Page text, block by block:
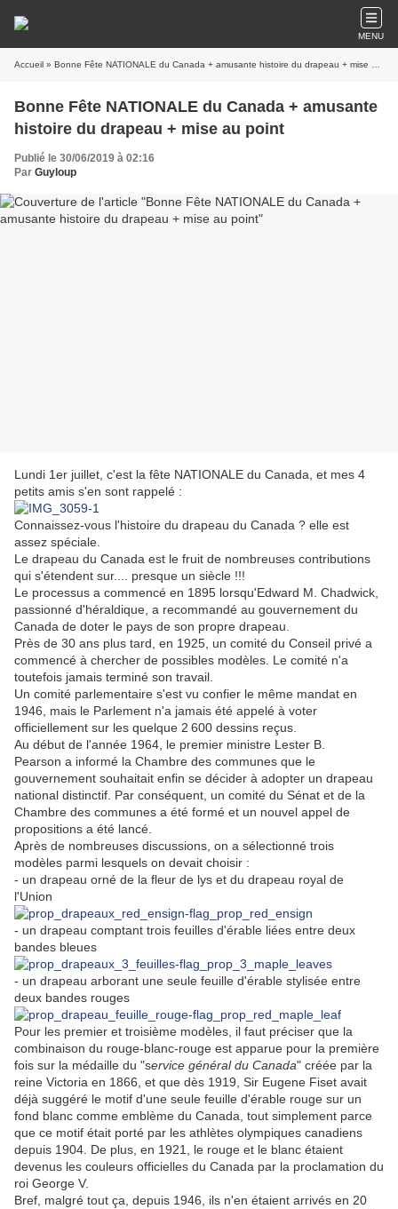
MENU
Accueil » Bonne Fête NATIONALE du Canada + amusante histoire du drapeau + mise au point
Bonne Fête NATIONALE du Canada + amusante
histoire du drapeau + mise au point
Publié le 30/06/2019 à 02:16
Par Guyloup
Lundi 1er juillet, c'est la fête NATIONALE du Canada, et mes 4
petits amis s'en sont rappelé :
Connaissez-vous l'histoire du drapeau du Canada ? elle est
assez spéciale.
Le drapeau du Canada est le fruit de nombreuses contributions
qui s'étendent sur.... presque un siècle !!!
Le processus a commencé en 1895 lorsqu'Edward M. Chadwick,
passionné d'héraldique, a recommandé au gouvernement du
Canada de doter le pays de son propre drapeau.
Près de 30 ans plus tard, en 1925, un comité du Conseil privé a
commencé à chercher de possibles modèles. Le comité n'a
toutefois jamais terminé son travail.
Un comité parlementaire s'est vu confier le même mandat en
1946, mais le Parlement n'a jamais été appelé à voter
officiellement sur les quelque 2 600 dessins reçus.
Au début de l'année 1964, le premier ministre Lester B.
Pearson a informé la Chambre des communes que le
gouvernement souhaitait enfin se décider à adopter un drapeau
national distinctif. Par conséquent, un comité du Sénat et de la
Chambre des communes a été formé et un nouvel appel de
propositions a été lancé.
Après de nombreuses discussions, on a sélectionné trois
modèles parmi lesquels on devait choisir :
- un drapeau orné de la fleur de lys et du drapeau royal de
l'Union
- un drapeau comptant trois feuilles d'érable liées entre deux
bandes bleues
- un drapeau arborant une seule feuille d'érable stylisée entre
deux bandes rouges
Pour les premier et troisième modèles, il faut préciser que la
combinaison du rouge-blanc-rouge est apparue pour la première
fois sur la médaille du "service général du Canada" créée par la
reine Victoria en 1866, et que dès 1919, Sir Eugene Fiset avait
déjà suggéré le motif d'une seule feuille d'érable rouge sur un
fond blanc comme emblème du Canada, tout simplement parce
que ce motif était porté par les athlètes olympiques canadiens
depuis 1904. De plus, en 1921, le rouge et le blanc étaient
devenus les couleurs officielles du Canada par la proclamation du
roi George V.
Bref, malgré tout ça, depuis 1946, ils n'en étaient arrivés en 20